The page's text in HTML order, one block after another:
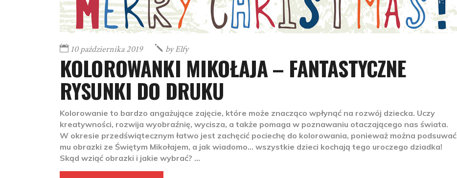
10 października 2019 byElfy
KOLOROWANKI MIKOŁAJA – FANTASTYCZNE
RYSUNKI DO DRUKU
Kolorowanie to bardzo angażujące zajęcie, które może znacząco wpłynąć na rozwój dziecka. Uczy
kreatywności, rozwija wyobraźnię, wycisza, a także pomaga w poznawaniu otaczającego nas świata.
W okresie przedświątecznym łatwo jest zachęcić pociechę do kolorowania, ponieważ można podsuwać
mu obrazki ze Świętym Mikołajem, a jak wiadomo… wszystkie dzieci kochają tego uroczego dziadka!
Skąd wziąć obrazki i jakie wybrać?